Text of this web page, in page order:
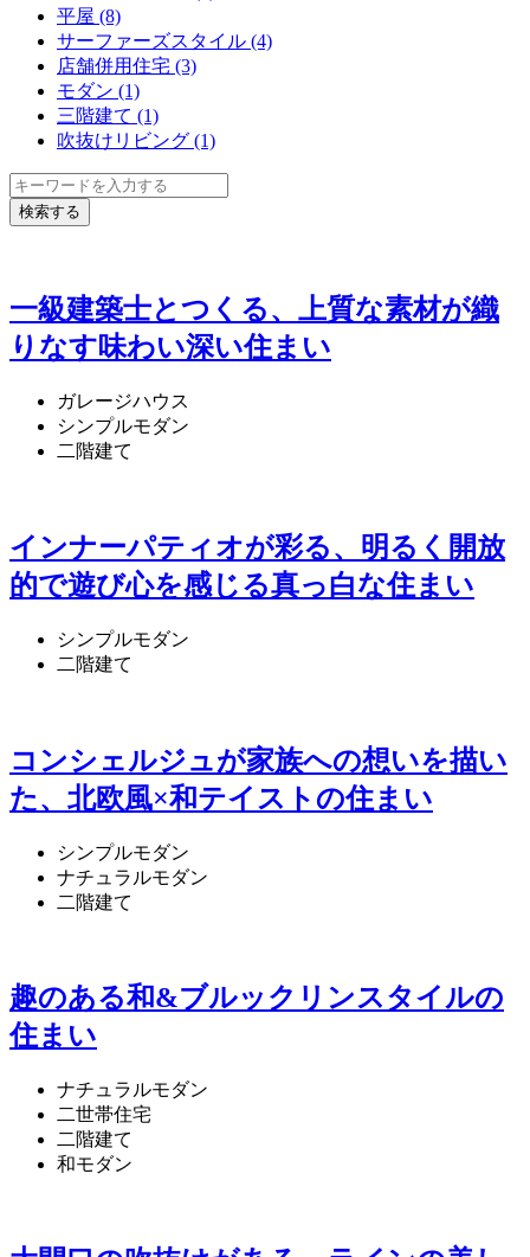
平屋 (8)
サーファーズスタイル (4)
店舗併用住宅 (3)
モダン (1)
三階建て (1)
吹抜けリビング (1)
一級建築士とつくる、上質な素材が織
りなす味わい深い住まい
ガレージハウス
シンプルモダン
二階建て
インナーパティオが彩る、明るく開放
的で遊び心を感じる真っ白な住まい
シンプルモダン
二階建て
コンシェルジュが家族への想いを描い
た、北欧風×和テイストの住まい
シンプルモダン
ナチュラルモダン
二階建て
趣のある和&ブルックリンスタイルの
住まい
ナチュラルモダン
二世帯住宅
二階建て
和モダン